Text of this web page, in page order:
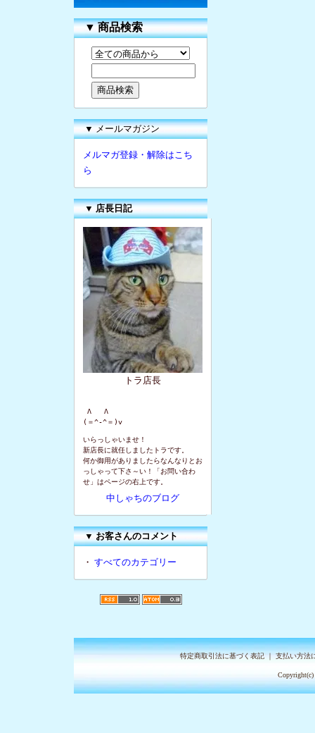
▼商品検索
▼ メールマガジン
メルマガ登録・解除はこち
ら
▼ 店長日記
トラ店長
Λ   Λ
(＝^-^＝)v
いらっしゃいませ！
新店長に就任しましたトラです。
何か御用がありましたらなんなりとお
っしゃって下さ～い！「お問い合わ
せ」はページの右上です。
中しゃちのブログ
▼お客さんのコメント
・ すべてのカテゴリー
特定商取引法に基づく表記｜支払い方法